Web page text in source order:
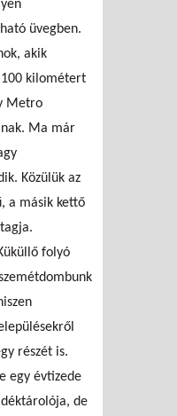
üvegben.
akik
kilométert
Metro
Ma már
Közülük az
a másik kettő
folyó
részét is.
egy évtizede
de